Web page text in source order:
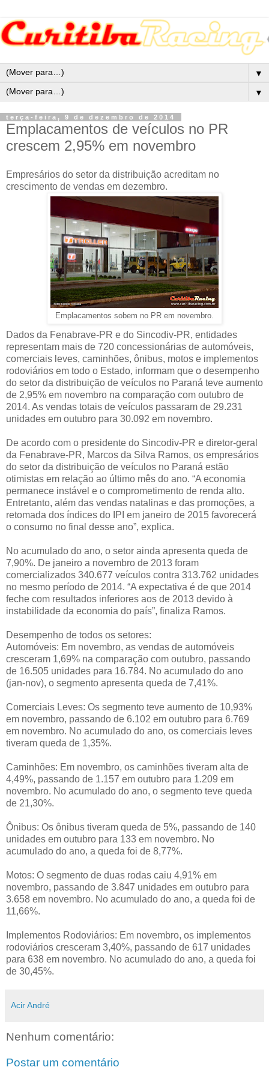
▼
▼
terça-feira, 9 de dezembro de 2014
Emplacamentos de veículos no PR
crescem 2,95% em novembro
Empresários do setor da distribuição acreditam no
crescimento de vendas em dezembro.
Emplacamentos sobem no PR em novembro.
Dados da Fenabrave-PR e do Sincodiv-PR, entidades
representam mais de 720 concessionárias de automóveis,
comerciais leves, caminhões, ônibus, motos e implementos
rodoviários em todo o Estado, informam que o desempenho
do setor da distribuição de veículos no Paraná teve aumento
de 2,95% em novembro na comparação com outubro de
2014. As vendas totais de veículos passaram de 29.231
unidades em outubro para 30.092 em novembro.
De acordo com o presidente do Sincodiv-PR e diretor-geral
da Fenabrave-PR, Marcos da Silva Ramos, os empresários
do setor da distribuição de veículos no Paraná estão
otimistas em relação ao último mês do ano. “A economia
permanece instável e o comprometimento de renda alto.
Entretanto, além das vendas natalinas e das promoções, a
retomada dos índices do IPI em janeiro de 2015 favorecerá
o consumo no final desse ano”, explica.
No acumulado do ano, o setor ainda apresenta queda de
7,90%. De janeiro a novembro de 2013 foram
comercializados 340.677 veículos contra 313.762 unidades
no mesmo período de 2014. “A expectativa é de que 2014
feche com resultados inferiores aos de 2013 devido à
instabilidade da economia do país”, finaliza Ramos.
Desempenho de todos os setores:
Automóveis: Em novembro, as vendas de automóveis
cresceram 1,69% na comparação com outubro, passando
de 16.505 unidades para 16.784. No acumulado do ano
(jan-nov), o segmento apresenta queda de 7,41%.
Comerciais Leves: Os segmento teve aumento de 10,93%
em novembro, passando de 6.102 em outubro para 6.769
em novembro. No acumulado do ano, os comerciais leves
tiveram queda de 1,35%.
Caminhões: Em novembro, os caminhões tiveram alta de
4,49%, passando de 1.157 em outubro para 1.209 em
novembro. No acumulado do ano, o segmento teve queda
de 21,30%.
Ônibus: Os ônibus tiveram queda de 5%, passando de 140
unidades em outubro para 133 em novembro. No
acumulado do ano, a queda foi de 8,77%.
Motos: O segmento de duas rodas caiu 4,91% em
novembro, passando de 3.847 unidades em outubro para
3.658 em novembro. No acumulado do ano, a queda foi de
11,66%.
Implementos Rodoviários: Em novembro, os implementos
rodoviários cresceram 3,40%, passando de 617 unidades
para 638 em novembro. No acumulado do ano, a queda foi
de 30,45%.
Acir André
Nenhum comentário:
Postar um comentário